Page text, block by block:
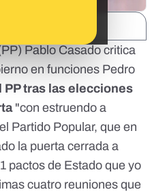
Pablo Casado critica
en funciones Pedro
PP tras las elecciones
"con estruendo a
Partido Popular, que en
la puerta cerrada a
pactos de Estado que yo
cuatro reuniones que